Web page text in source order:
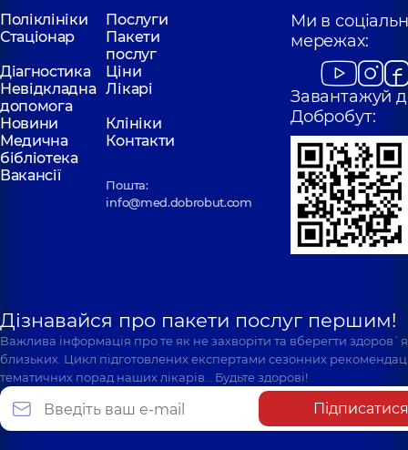
Поліклініки
Послуги
Стаціонар
Пакети
послуг
Діагностика
Ціни
Невідкладна
допомога
Лікарі
Новини
Клініки
Медична
бібліотека
Контакти
Вакансії
Пошта:
info@med.dobrobut.com
Ми в
мережах:
Завантажуй
Добробут:
Дізнавайся про пакети послуг першим!
Важлива інформація про те як не захворіти та вберегти
близьких. Цикл підготовлених експертами сезонних
тематичних порад наших лікарів… Будьте здорові!
Підписатися